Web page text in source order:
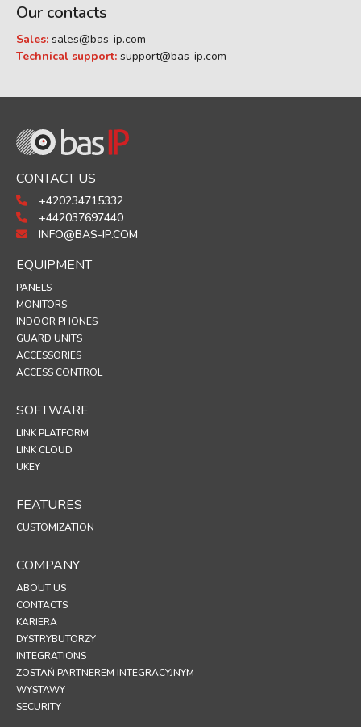
Our contacts
Sales: sales@bas-ip.com
Technical support: support@bas-ip.com
CONTACT US
+420234715332
+442037697440
INFO@BAS-IP.COM
EQUIPMENT
PANELS
MONITORS
INDOOR PHONES
GUARD UNITS
ACCESSORIES
ACCESS CONTROL
SOFTWARE
LINK PLATFORM
LINK CLOUD
UKEY
FEATURES
CUSTOMIZATION
COMPANY
ABOUT US
CONTACTS
KARIERA
DYSTRYBUTORZY
INTEGRATIONS
ZOSTAŃ PARTNEREM INTEGRACYJNYM
WYSTAWY
SECURITY